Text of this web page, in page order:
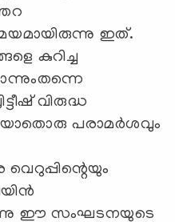
ഇത്.
കുറിച്ച
വിരുദ്ധ
യാതൊരു പരാമര്‍ശവും
ഈ സംഘടനയുടെ